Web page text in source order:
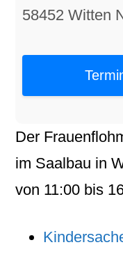
58452 Witten
Der
im Saalbau in
von 11:00 bis